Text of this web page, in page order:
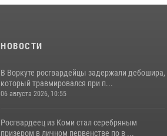
НОВОСТИ
В Воркуте росгвардейцы задержали дебошира,
который травмировался при п...
06 августа 2026, 10:55
Росгвардеец из Коми стал серебряным
призером в личном первенстве по в ...